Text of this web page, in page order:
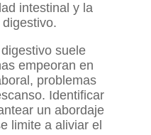
intestinal y la
suele
empeoran en
problemas
Identificar
un abordaje
limite a aliviar el